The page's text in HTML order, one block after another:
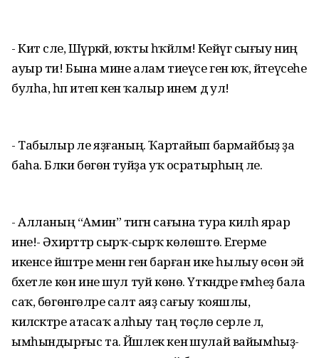
- Кит сәле, Шәүрәкәй, юҡты һҡйләмә! Кейәүгә сығыу ниңә
ауыр ти! Бына мине алам тиеүсе генә юҡ, әйтеүсеһе
булһа, һәп итеп кенә ҡалыр инем дә ул!
- Табылыр әле яҙғаның. Ҡартайып бармайбыҙ ҙа
баһа. Бәлки бөгөн туйҙа уҡ осратырһың әле.
- Алланың “Амин” тигән сағына тура килһә ярар
ине!- Әхирәттәр сырҡ-сырҡ көлөштө. Егерме
икенсе йәштәре менән генә барған ике һылыу өсөн эй
бәхетле көн ине шул туй көнө. Үткәндәре ғәмһеҙ бала
саҡ, бөгөнгөләре салт аяҙ сағыу ҡояшлы,
киләсәктәре атасаҡ алһыу таң төҫлө серле лә,
ымһындырғыс та. Йәшлек кенә шулай вайымһыҙ-